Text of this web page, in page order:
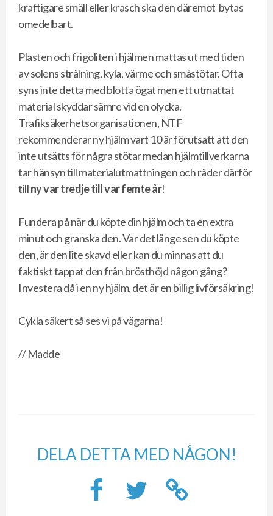
kraftigare smäll eller krasch ska den däremot bytas
omedelbart.
Plasten och frigoliten i hjälmen mattas ut med tiden
av solens strålning, kyla, värme och småstötar. Ofta
syns inte detta med blotta ögat men ett utmattat
material skyddar sämre vid en olycka.
Trafiksäkerhetsorganisationen, NTF
rekommenderar ny hjälm vart 10 år förutsatt att den
inte utsätts för några stötar medan hjälmtillverkarna
tar hänsyn till materialutmattningen och råder därför
tillny var tredje till var femte år!
Fundera på när du köpte din hjälm och ta en extra
minut och granska den. Var det länge sen du köpte
den, är den lite skavd eller kan du minnas att du
faktiskt tappat den från brösthöjd någon gång?
Investera då i en ny hjälm, det är en billig livförsäkring!
Cykla säkert så ses vi på vägarna!
// Madde
DELA DETTA MED NÅGON!